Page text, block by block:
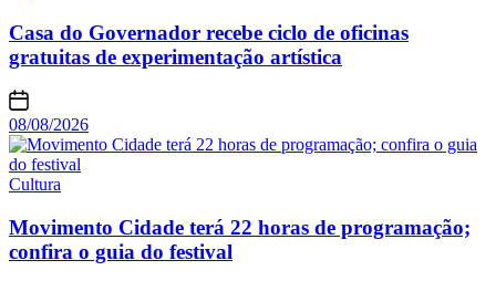
Casa do Governador recebe ciclo de oficinas
gratuitas de experimentação artística
08/08/2026
Cultura
Movimento Cidade terá 22 horas de programação;
confira o guia do festival